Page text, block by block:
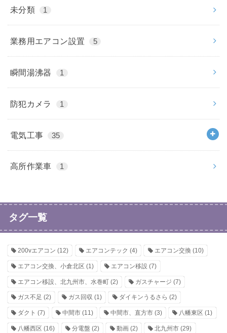
未分類 1
業務用エアコン設置 5
瞬間湯沸器 1
防犯カメラ 1
電気工事 35
高所作業車 1
タグ一覧
200vエアコン (12) エアコンテック (4) エアコン交換 (10)
エアコン交換、小倉北区 (1) エアコン移設 (7)
エアコン移設、北九州市、水巻町 (2) ガスチャージ (7)
ガス不足 (2) ガス回収 (1) ダイキンうるさら (2)
ダクト (7) 中間市(11) 中間市、直方市(3) 八幡東区 (1)
八幡西区 (16) 分電盤 (2) 動画(2) 北九州市 (29)